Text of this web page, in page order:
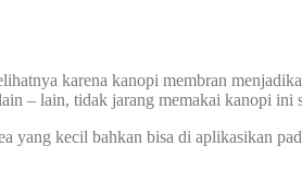
karena kanopi membran
– lain, tidak jarang memakai kanopi ini
yang kecil bahkan bisa di aplikasikan